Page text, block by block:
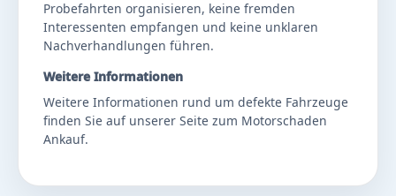
Probefahrten organisieren, keine fremden
Interessenten empfangen und keine unklaren
Nachverhandlungen führen.
Weitere Informationen
Weitere Informationen rund um defekte Fahrzeuge
finden Sie auf unserer Seite zum Motorschaden
Ankauf.